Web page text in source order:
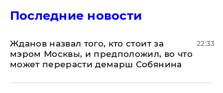
Последние новости
Жданов назвал того, кто стоит за
мэром Москвы, и предположил, во что
может перерасти демарш Собянина
22:33